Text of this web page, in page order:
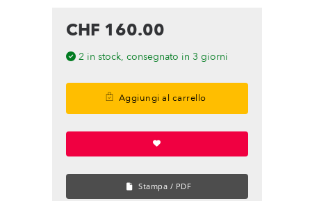
CHF 160.00
2 in stock, consegnato in 3 giorni
Aggiungi al carrello
Stampa / PDF